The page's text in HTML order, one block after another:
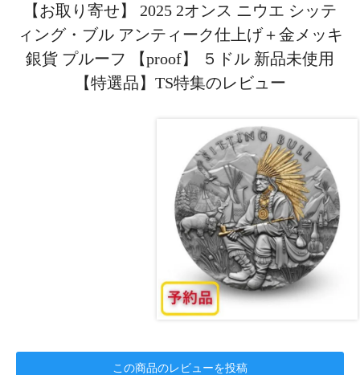
【お取り寄せ】 2025 2オンス ニウエ シッテ
ィング・ブル アンティーク仕上げ＋金メッキ
銀貨 プルーフ 【proof】 ５ドル 新品未使用
【特選品】TS特集のレビュー
この商品のレビューを投稿